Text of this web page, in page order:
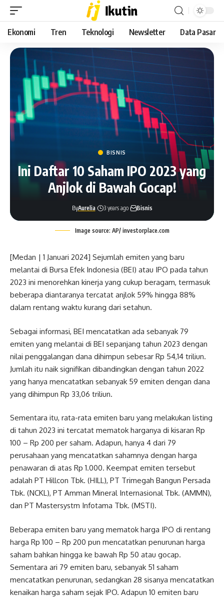
Ekonomi Tren Teknologi Newsletter Data Pasar
BISNIS
Ini Daftar 10 Saham IPO 2023 yang
Anjlok di Bawah Gocap!
ByAurelia 3 years ago Bisnis
Image source: AP/ investorplace.com
[Medan | 1 Januari 2024] Sejumlah emiten yang baru
melantai di Bursa Efek Indonesia (BEI) atau IPO pada tahun
2023 ini menorehkan kinerja yang cukup beragam, termasuk
beberapa diantaranya tercatat anjlok 59% hingga 88%
dalam rentang waktu kurang dari setahun.
Sebagai informasi, BEI mencatatkan ada sebanyak 79
emiten yang melantai di BEI sepanjang tahun 2023 dengan
nilai penggalangan dana dihimpun sebesar Rp 54,14 triliun.
Jumlah itu naik signifikan dibandingkan dengan tahun 2022
yang hanya mencatatkan sebanyak 59 emiten dengan dana
yang dihimpun Rp 33,06 triliun.
Sementara itu, rata-rata emiten baru yang melakukan listing
di tahun 2023 ini tercatat mematok harganya di kisaran Rp
100 – Rp 200 per saham. Adapun, hanya 4 dari 79
perusahaan yang mencatatkan sahamnya dengan harga
penawaran di atas Rp 1.000. Keempat emiten tersebut
adalah PT Hillcon Tbk. (HILL), PT Trimegah Bangun Persada
Tbk. (NCKL), PT Amman Mineral Internasional Tbk. (AMMN),
dan PT Mastersystm Infotama Tbk. (MSTI).
Beberapa emiten baru yang mematok harga IPO di rentang
harga Rp 100 – Rp 200 pun mencatatkan penurunan harga
saham bahkan hingga ke bawah Rp 50 atau gocap.
Sementara ari 79 emiten baru, sebanyak 51 saham
mencatatkan penurunan, sedangkan 28 sisanya mencatatkan
kenaikan harga saham sejak IPO. Adapun 10 emiten baru